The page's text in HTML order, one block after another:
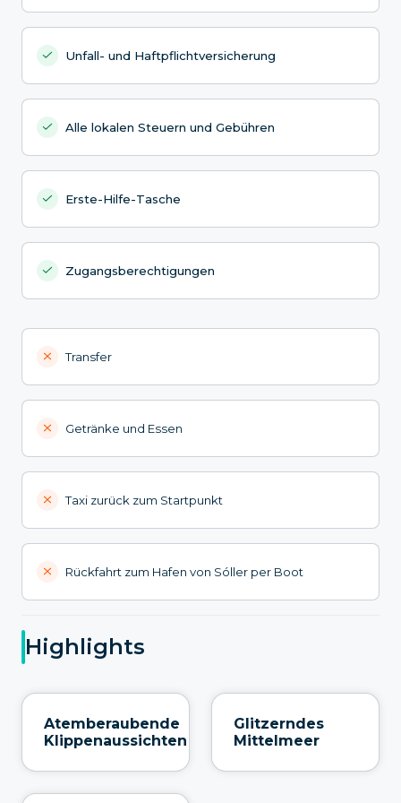
Unfall- und Haftpflichtversicherung
Alle lokalen Steuern und Gebühren
Erste-Hilfe-Tasche
Zugangsberechtigungen
Transfer
Getränke und Essen
Taxi zurück zum Startpunkt
Rückfahrt zum Hafen von Sóller per Boot
Highlights
Atemberaubende
Klippenaussichten
Glitzerndes
Mittelmeer